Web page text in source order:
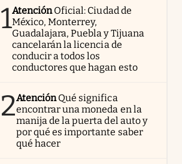
1AtenciónOficial: Ciudad de
México, Monterrey,
Guadalajara, Puebla y Tijuana
cancelarán la licencia de
conducir a todos los
conductores que hagan esto
2AtenciónQué significa
encontrar una moneda en la
manija de la puerta del auto y
por qué es importante saber
qué hacer